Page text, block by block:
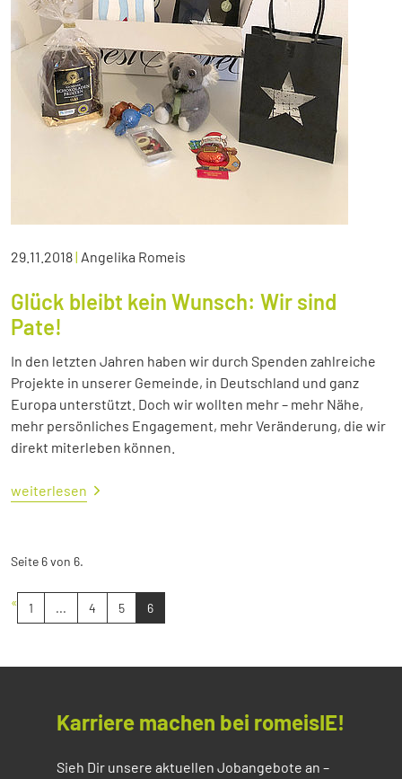
29.11.2018| Angelika Romeis
Glück bleibt kein Wunsch: Wir sind
Pate!
In den letzten Jahren haben wir durch Spenden zahlreiche
Projekte in unserer Gemeinde, in Deutschland und ganz
Europa unterstützt. Doch wir wollten mehr – mehr Nähe,
mehr persönliches Engagement, mehr Veränderung, die wir
direkt miterleben können.
weiterlesen
Seite 6 von 6.
« 1 ... 4 5 6
Karriere machen bei romeisIE!
Sieh Dir unsere aktuellen Jobangebote an –